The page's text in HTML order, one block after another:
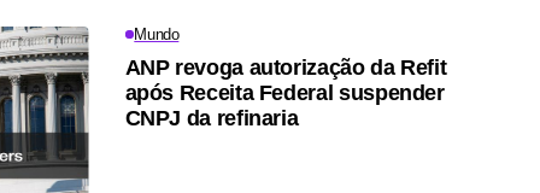
Mundo
ANP revoga autorização da Refit
após Receita Federal suspender
CNPJ da refinaria